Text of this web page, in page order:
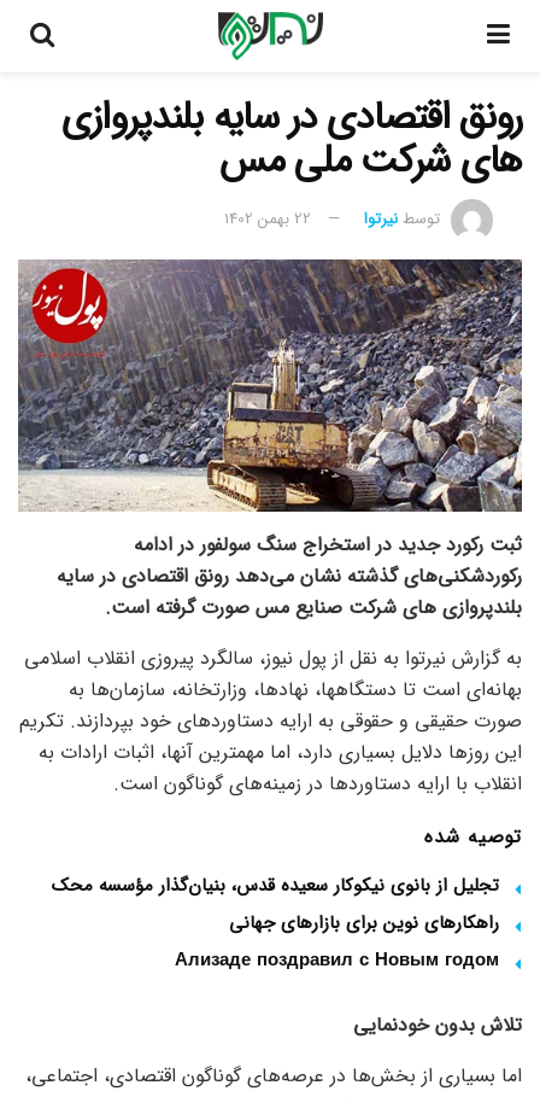
رونق اقتصادی در سایه بلندپروازی
های شرکت ملی مس
توسطنیرتوا 22 بهمن 1402
ثبت رکورد جدید در استخراج سنگ سولفور در ادامه
رکوردشکنی‌های گذشته نشان می‌دهد رونق اقتصادی در سایه
بلندپروازی های شرکت صنایع مس صورت گرفته است.
به گزارش نیرتوا به نقل از پول نیوز، سالگرد پیروزی انقلاب اسلامی
بهانه‌ای است تا دستگاهها، نهادها، وزارتخانه، سازمان‌ها به
صورت حقیقی و حقوقی به ارایه دستاورد‌های خود بپردازند. تکریم
این روز‌ها دلایل بسیاری دارد، اما مهمترین آنها، اثبات ارادات به
انقلاب با ارایه دستاورد‌ها در زمینه‌های گوناگون است.
توصیه شده
تجلیل از بانوی نیکوکار سعیده قدس، بنیان‌گذار مؤسسه محک
راهکارهای نوین برای بازارهای جهانی
Ализаде поздравил с Новым годом
تلاش بدون خودنمایی
اما بسیاری از بخش‌ها در عرصه‌های گوناگون اقتصادی، اجتماعی،